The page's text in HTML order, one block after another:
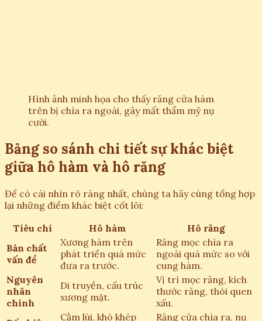
Hình ảnh minh họa cho thấy răng cửa hàm
trên bị chìa ra ngoài, gây mất thẩm mỹ nụ
cười.
Bảng so sánh chi tiết sự khác biệt
giữa hô hàm và hô răng
Để có cái nhìn rõ ràng nhất, chúng ta hãy cùng tổng hợp
lại những điểm khác biệt cốt lõi:
Tiêu chí
Hô hàm
Hô răng
Bản chất
vấn đề
Xương hàm trên
phát triển quá mức
đưa ra trước.
Răng mọc chìa ra
ngoài quá mức so với
cung hàm.
Nguyên
nhân
chính
Di truyền, cấu trúc
xương mặt.
Vị trí mọc răng, kích
thước răng, thói quen
xấu.
Cằm lùi, khó khép Răng cửa chìa ra, nụ